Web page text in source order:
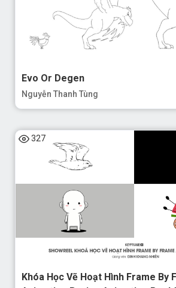
Evo Or Degen
Nguyễn Thanh Tùng
327
Khóa Học Vẽ Hoạt Hình Frame By